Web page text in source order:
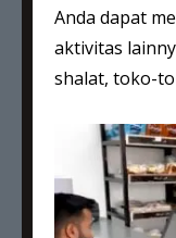
Anda dapat
aktivitas
shalat, toko-